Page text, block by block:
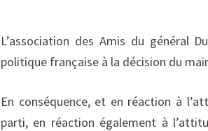
L’association des Amis du général
politique française à la décision du
En conséquence, et en réaction à
parti, en réaction également à